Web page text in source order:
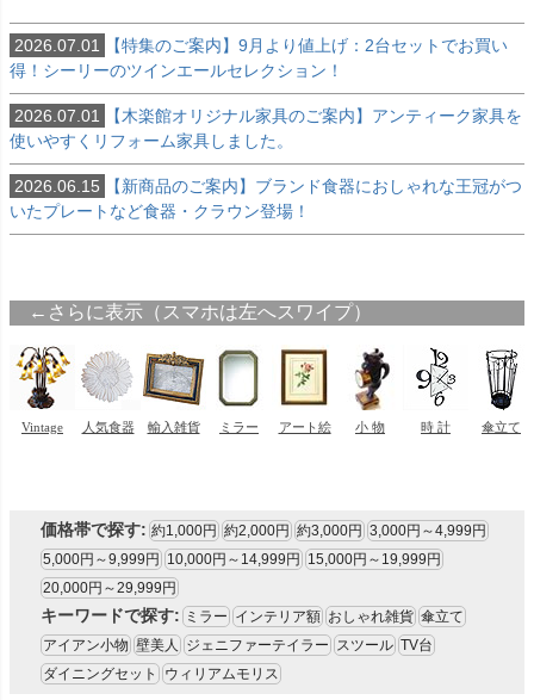
2026.07.01
【特集のご案内】9月より値上げ：2台セットでお買い
得！シーリーのツインエールセレクション！
2026.07.01
【木楽館オリジナル家具のご案内】アンティーク家具を
使いやすくリフォーム家具しました。
2026.06.15
【新商品のご案内】ブランド食器におしゃれな王冠がつ
いたプレートなど食器・クラウン登場！
価格帯で探す: 約1,000円 約2,000円 約3,000円 3,000円～4,999円
5,000円～9,999円
10,000円～14,999円
15,000円～19,999円
20,000円～29,999円
キーワードで探す: ミラー インテリア額 おしゃれ雑貨 傘立て
アイアン小物 壁美人 ジェニファーテイラー スツール TV台
ダイニングセット
ウィリアムモリス
キーワード